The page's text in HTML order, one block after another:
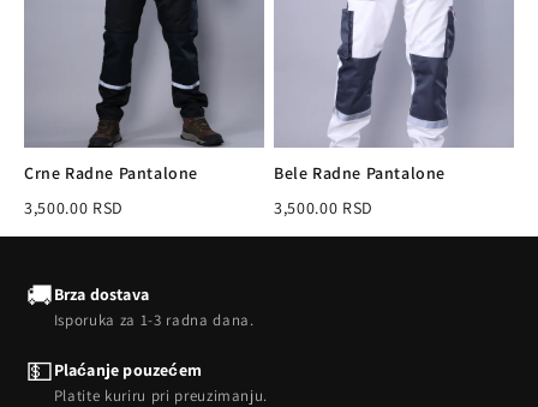
Crne Radne Pantalone
3,500.00 RSD
Bele Radne Pantalone
3,500.00 RSD
🚚Brza dostava
Isporuka za 1-3 radna dana.
💵Plaćanje pouzećem
Platite kuriru pri preuzimanju.